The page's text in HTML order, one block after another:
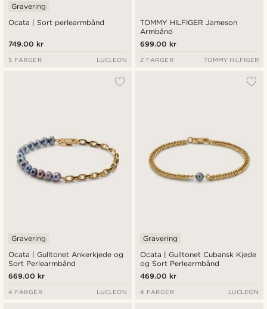
Ocata | Sort perlearmbånd
Gravering
749.00 kr
5 FARGER LUCLEON
TOMMY HILFIGER Jameson
Armbånd
699.00 kr
2 FARGER TOMMY HILFIGER
Ocata | Gulltonet Ankerkjede og
Sort Perlearmbånd
Gravering
669.00 kr
4 FARGER LUCLEON
Ocata | Gulltonet Cubansk Kjede
og Sort Perlearmbånd
Gravering
469.00 kr
4 FARGER LUCLEON